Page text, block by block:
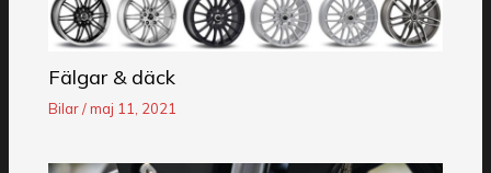
Fälgar & däck
Bilar/maj 11, 2021